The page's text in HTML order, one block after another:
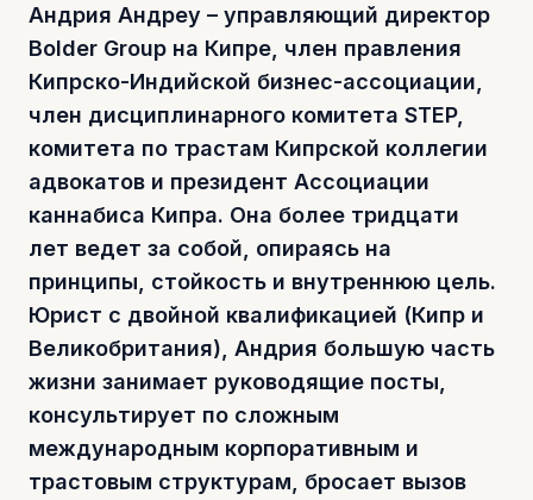
Андрия Андреу – управляющий директор
Bolder Group на Кипре, член правления
Кипрско-Индийской бизнес-ассоциации,
член дисциплинарного комитета STEP,
комитета по трастам Кипрской коллегии
адвокатов и президент Ассоциации
каннабиса Кипра. Она более тридцати
лет ведет за собой, опираясь на
принципы, стойкость и внутреннюю цель.
Юрист с двойной квалификацией (Кипр и
Великобритания), Андрия большую часть
жизни занимает руководящие посты,
консультирует по сложным
международным корпоративным и
трастовым структурам, бросает вызов